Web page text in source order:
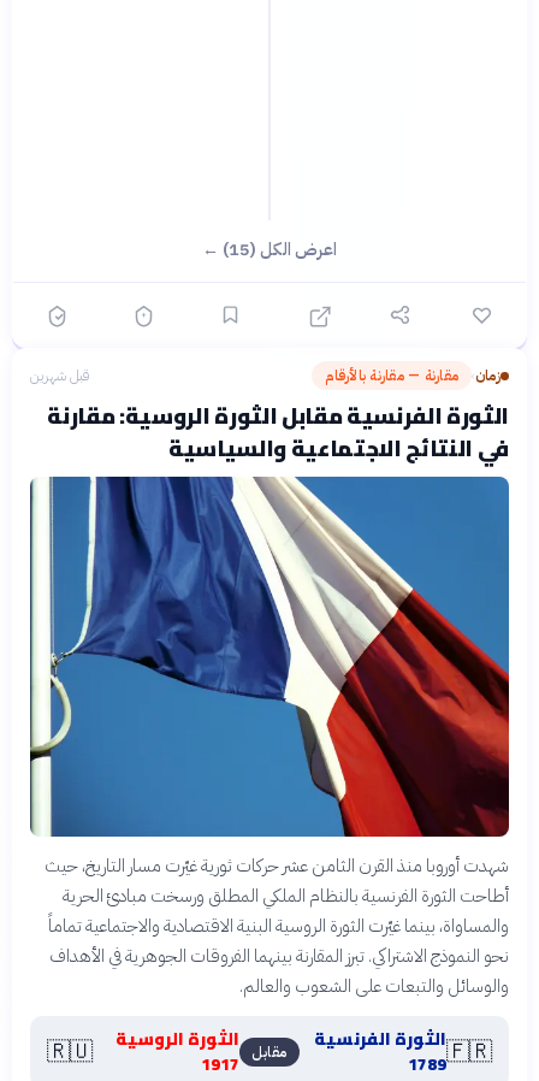
اعرض الكل (15) ←
زمان› مقارنة — مقارنة بالأرقام قبل شهرين
الثورة الفرنسية مقابل الثورة الروسية: مقارنة
في النتائج الاجتماعية والسياسية
شهدت أوروبا منذ القرن الثامن عشر حركات ثورية غيّرت مسار التاريخ، حيث
أطاحت الثورة الفرنسية بالنظام الملكي المطلق ورسخت مبادئ الحرية
والمساواة، بينما غيّرت الثورة الروسية البنية الاقتصادية والاجتماعية تماماً
نحو النموذج الاشتراكي. تبرز المقارنة بينهما الفروقات الجوهرية في الأهداف
والوسائل والتبعات على الشعوب والعالم.
🇫🇷الثورة الفرنسية
1789
مقابل
الثورة الروسية
1917
🇷🇺